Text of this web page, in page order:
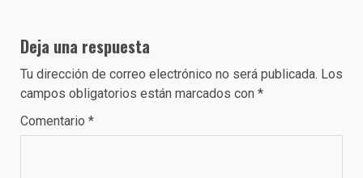
Deja una respuesta
Tu dirección de correo electrónico no será publicada. Los
campos obligatorios están marcados con *
Comentario *